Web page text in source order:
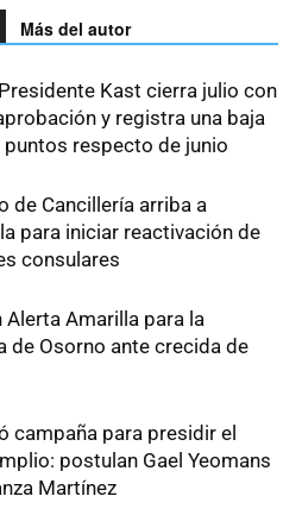
Más del autor
Kast cierra julio con
y registra una baja
respecto de junio
de Cancillería arriba a
para iniciar reactivación de
consulares
Alerta Amarilla para la
de Osorno ante crecida de
campaña para presidir el
postulan Gael Yeomans
Martínez